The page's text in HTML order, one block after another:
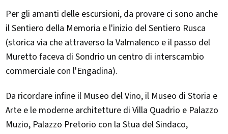
Per gli amanti delle escursioni, da provare ci sono anche
il Sentiero della Memoria e l'inizio del Sentiero Rusca
(storica via che attraverso la Valmalenco e il passo del
Muretto faceva di Sondrio un centro di interscambio
commerciale con l'Engadina).
Da ricordare infine il Museo del Vino, il Museo di Storia e
Arte e le moderne architetture di Villa Quadrio e Palazzo
Muzio, Palazzo Pretorio con la Stua del Sindaco,